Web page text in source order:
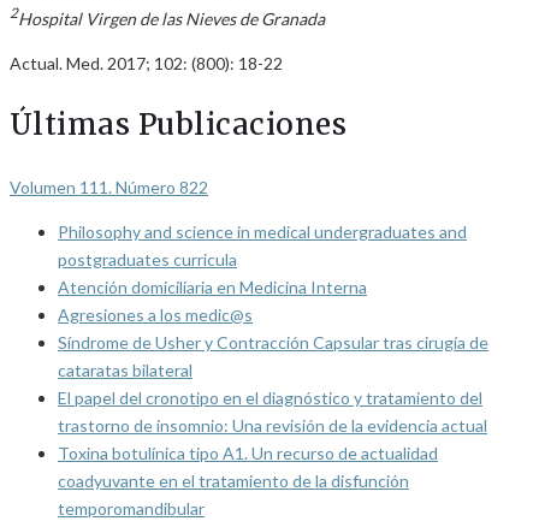
2Hospital Virgen de las Nieves de Granada
Actual. Med. 2017; 102: (800): 18-22
Últimas Publicaciones
Volumen 111. Número 822
Philosophy and science in medical undergraduates and
postgraduates curricula
Atención domiciliaria en Medicina Interna
Agresiones a los medic@s
Síndrome de Usher y Contracción Capsular tras cirugía de
cataratas bilateral
El papel del cronotipo en el diagnóstico y tratamiento del
trastorno de insomnio: Una revisión de la evidencia actual
Toxina botulínica tipo A1. Un recurso de actualidad
coadyuvante en el tratamiento de la disfunción
temporomandibular